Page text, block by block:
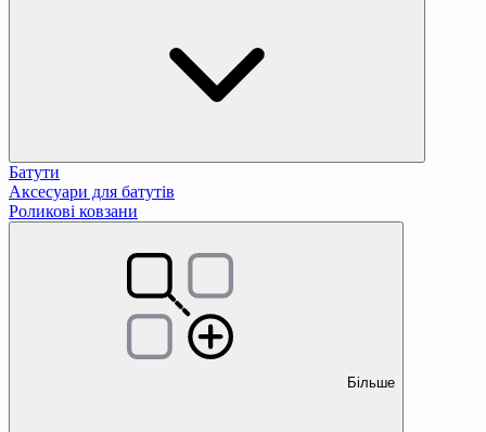
Батути
Аксесуари для батутів
Роликові ковзани
Більше